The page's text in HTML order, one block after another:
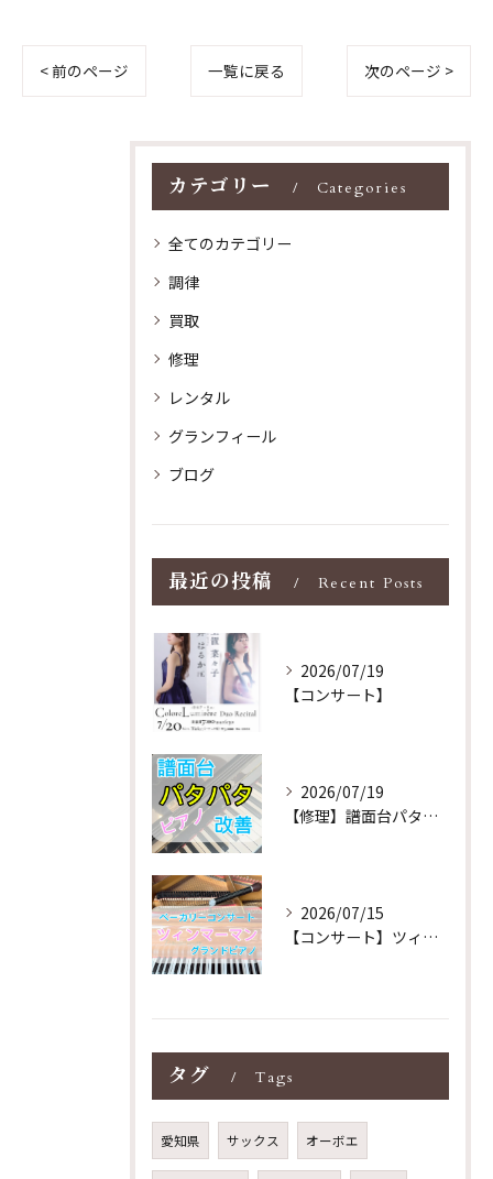
< 前のページ 一覧に戻る 次のページ >
カテゴリー Categories
全てのカテゴリー
調律
買取
修理
レンタル
グランフィール
ブログ
最近の投稿 Recent Posts
2026/07/19
【コンサート】
2026/07/19
【修理】譜面台パタパタを改善！ストレス解消！
2026/07/15
【コンサート】ツィンマーマンのグランドピアノ♪木目猫足グラン...
タグ Tags
愛知県 サックス オーボエ